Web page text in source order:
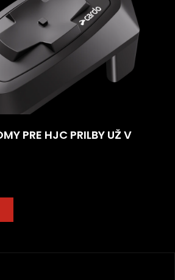
PRE HJC PRILBY UŽ V